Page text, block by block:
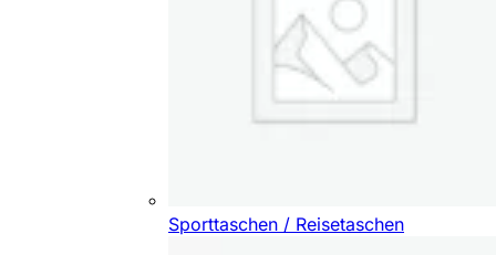
Sporttaschen / Reisetaschen